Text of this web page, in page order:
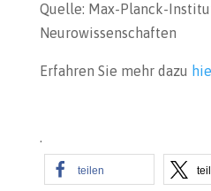
Quelle: Max-Planck-
Neurowissenschaften
Erfahren Sie mehr dazu
.
teilen